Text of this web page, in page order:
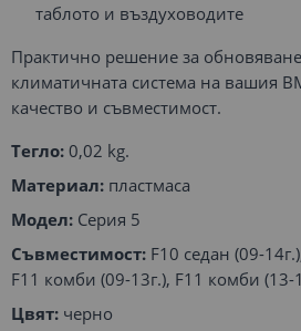
таблото и въздуховодите
Практично решение за
климатичната система на вашия
качество и съвместимост.
Тегло: 0,02 kg.
Материал: пластмаса
Модел: Серия 5
Съвместимост: F10 седан (09-
F11 комби (09-13г.), F11 комби (13-
Цвят: черно